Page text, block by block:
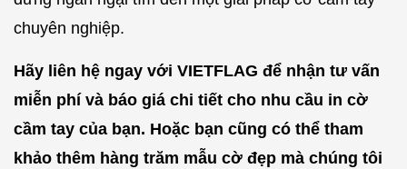
chuyên nghiệp.
Hãy liên hệ ngay với VIETFLAG để nhận tư vấn
miễn phí và báo giá chi tiết cho nhu cầu in cờ
cầm tay của bạn. Hoặc bạn cũng có thể tham
khảo thêm hàng trăm mẫu cờ đẹp mà chúng tôi